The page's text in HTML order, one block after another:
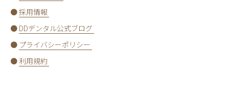
●採用情報
● DDデンタル公式ブログ
● プライバシーポリシー
●利用規約